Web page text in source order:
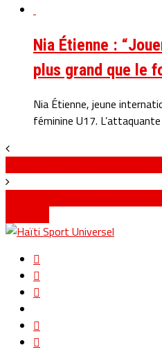
Nia Étienne :
plus grand que le
Nia Étienne, jeune
féminine U17.